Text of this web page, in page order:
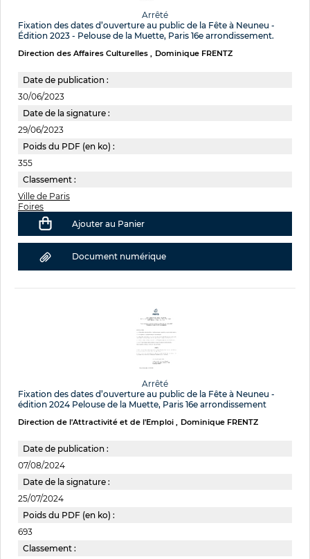
Arrêté
Fixation des dates d’ouverture au public de la Fête à Neuneu -
Édition 2023 - Pelouse de la Muette, Paris 16e arrondissement.
Direction des Affaires Culturelles Dominique FRENTZ
Date de publication :
30/06/2023
Date de la signature :
29/06/2023
Poids du PDF (en ko) :
355
Classement :
Ville de Paris
Foires
Ajouter au Panier
Document numérique
Arrêté
Fixation des dates d’ouverture au public de la Fête à Neuneu -
édition 2024 Pelouse de la Muette, Paris 16e arrondissement
Direction de l'Attractivité et de l'Emploi Dominique FRENTZ
Date de publication :
07/08/2024
Date de la signature :
25/07/2024
Poids du PDF (en ko) :
693
Classement :